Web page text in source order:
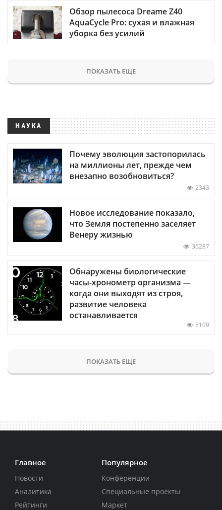
Обзор пылесоса Dreame Z40
AquaCycle Pro: сухая и влажная
уборка без усилий
ПОКАЗАТЬ ЕЩЕ
НАУКА
Почему эволюция застопорилась
на миллионы лет, прежде чем
внезапно возобновиться?
2343
Новое исследование показало,
что Земля постепенно заселяет
Венеру жизнью
36287
Обнаружены биологические
часы-хронометр организма —
когда они выходят из строя,
развитие человека
останавливается
5109
ПОКАЗАТЬ ЕЩЕ
Главное
Новости
Аналитика
Рейтинги
Популярное
Конференции
Специальные проекты
Маркет